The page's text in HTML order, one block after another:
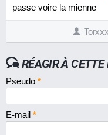
passe voire la mienne
Torxxx
RÉAGIR À
Pseudo *
E-mail *